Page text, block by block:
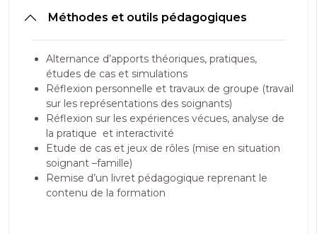
Méthodes et outils pédagogiques
Alternance d’apports théoriques, pratiques,
études de cas et simulations
Réflexion personnelle et travaux de groupe (travail
sur les représentations des soignants)
Réflexion sur les expériences vécues, analyse de
la pratique et interactivité
Etude de cas et jeux de rôles (mise en situation
soignant –famille)
Remise d’un livret pédagogique reprenant le
contenu de la formation